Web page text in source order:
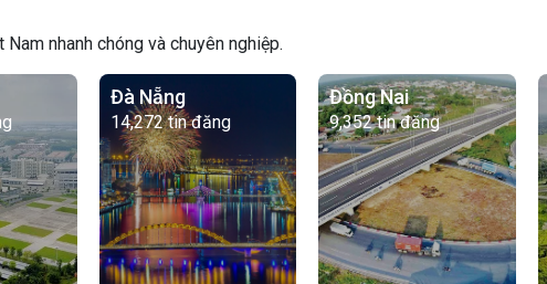
nhanh chóng và chuyên nghiệp.
Đà Nẵng
14,272 tin đăng
Đồng Nai
9,352 tin đăng